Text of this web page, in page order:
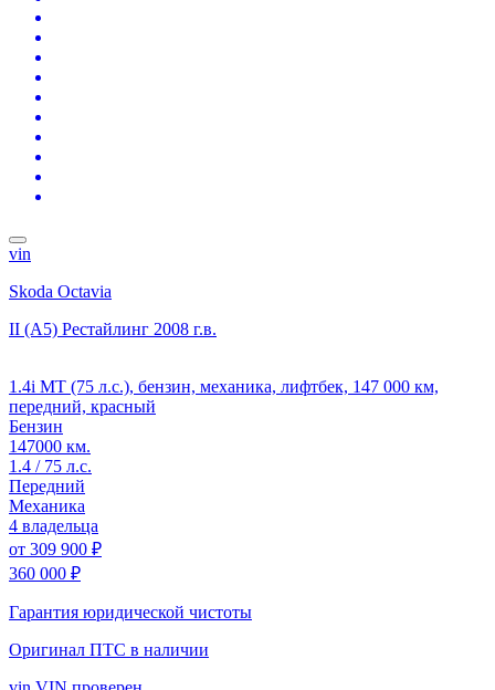
vin
Skoda Octavia
II (A5) Рестайлинг 2008 г.в.
1.4i MT (75 л.с.), бензин, механика, лифтбек, 147 000 км,
передний, красный
Бензин
147000 км.
1.4 / 75 л.с.
Передний
Механика
4 владельца
от 309 900 ₽
360 000 ₽
Гарантия юридической чистоты
Оригинал ПТС в наличии